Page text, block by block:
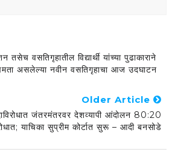
वसतिगृहातील विद्यार्थी यांच्या पुढाकाराने
असलेल्या नवीन वसतिगृहाचा आज उदघाटन
Older Article
जंतरमंतरवर देशव्यापी आंदोलन 80:20
याचिका सुप्रीम कोर्टात सुरू – आदी बनसोडे